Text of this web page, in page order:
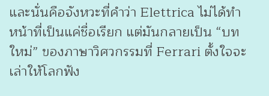
และนั่นคือจังหวะที่คำว่า Elettrica ไม่ได้ทำ
หน้าที่เป็นแค่ชื่อเรียก แต่มันกลายเป็น “บท
ใหม่” ของภาษาวิศวกรรมที่ Ferrari ตั้งใจจะ
เล่าให้โลกฟัง